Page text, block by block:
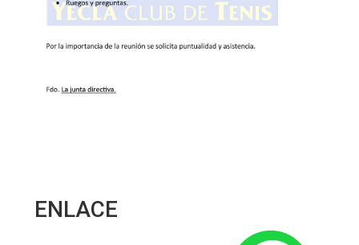
ENLACE